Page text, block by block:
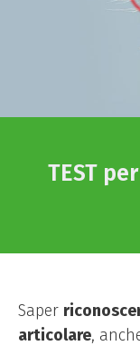
TEST
Saper
articolare,